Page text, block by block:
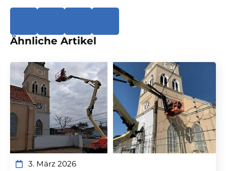
Ähnliche Artikel
3. März 2026